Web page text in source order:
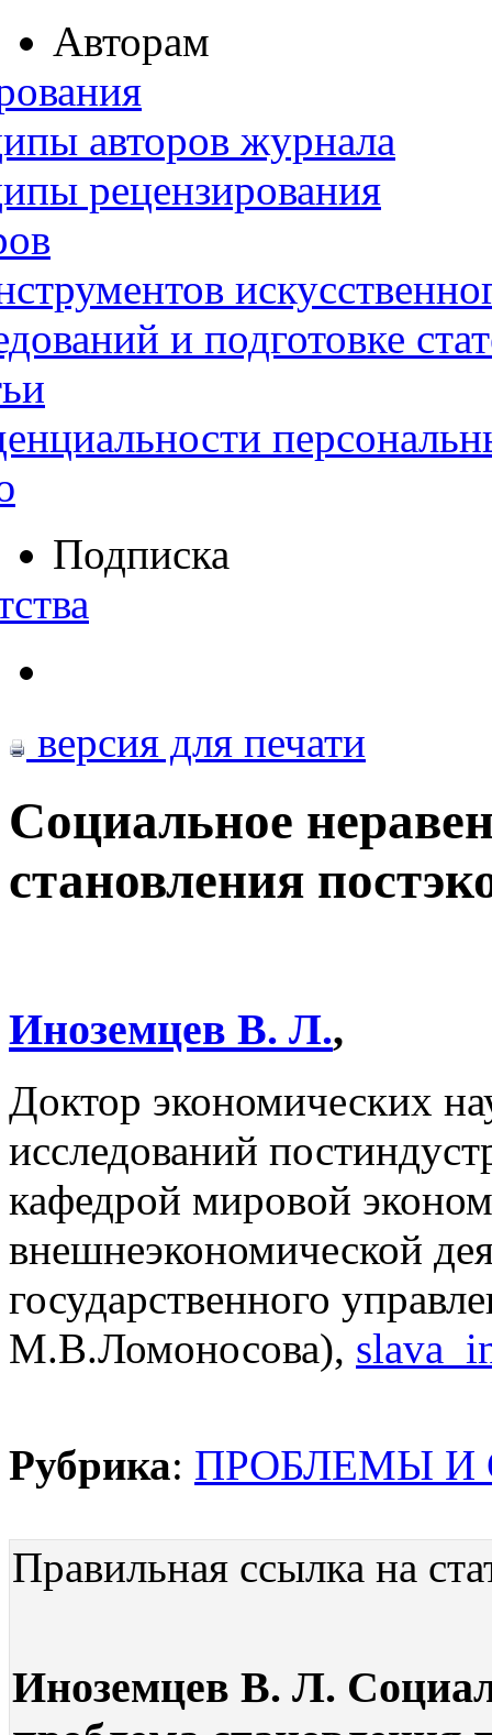
Авторам
авторов журнала
рецензирования
и подготовке
Подписка
версия для печати
Социальное
становления
Иноземцев В. Л.,
Доктор экономических
исследований
кафедрой мировой
внешнеэкономической
государственного
М.В.Ломоносова),
Рубрика: ПРОБЛЕМЫ И
Правильная ссылка на
Иноземцев В. Л.